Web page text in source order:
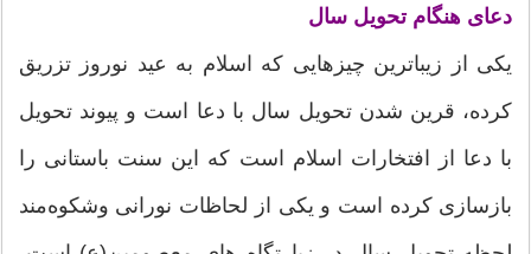
دعای هنگام تحویل سال
یکی از زیباترین چیزهایی که اسلام به عید نوروز تزریق
کرده، قرین شدن تحویل سال با دعا است و پیوند تحویل
با دعا از افتخارات اسلام است که این سنت باستانی را
بازسازی کرده است و یکی از لحاظات نورانی وشکوه‌مند